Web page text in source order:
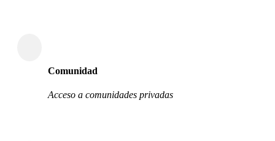
Comunidad
Acceso a comunidades privadas